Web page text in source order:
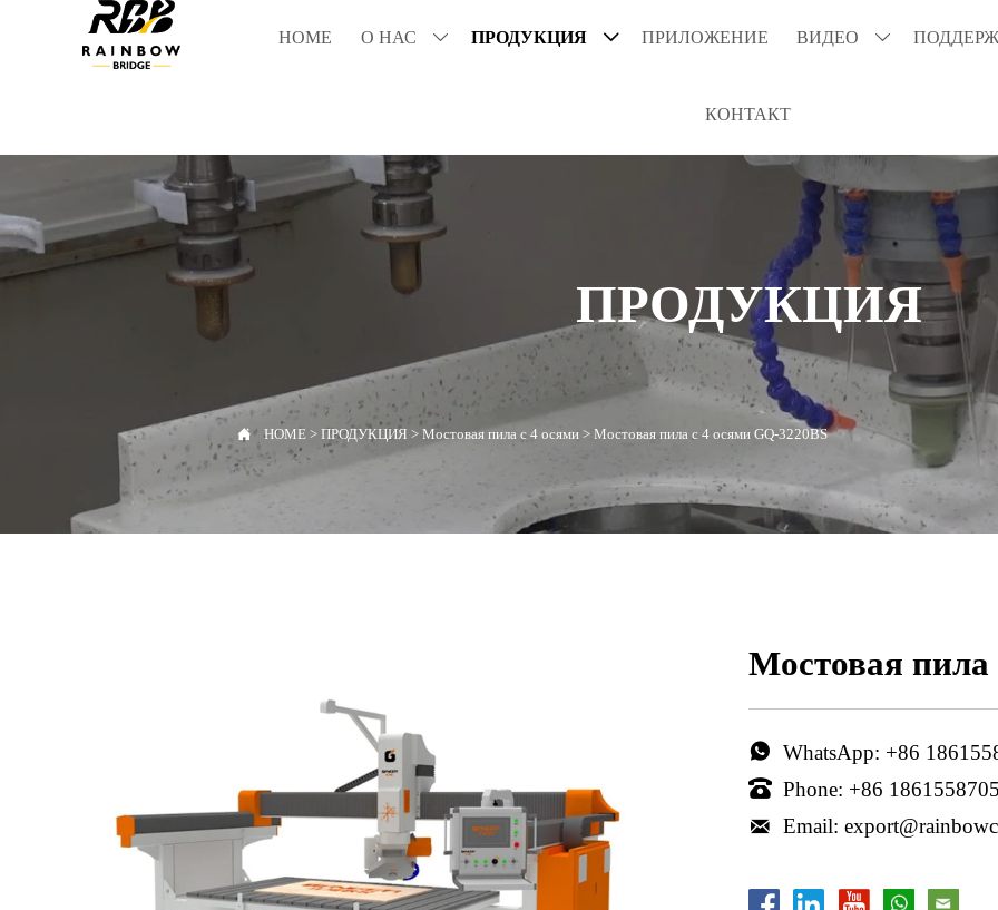
HOME О НАС  ПРОДУКЦИЯ  ПРИЛОЖЕНИЕ ВИДЕО 
КОНТАКТ
ПРОДУКЦИЯ
 HOME> ПРОДУКЦИЯ > Мостовая пила с 4 осями> Мостовая пила с 4 осями GQ-3220BS
Мостовая пила
 WhatsApp: +86
 Phone: +86
 Email: